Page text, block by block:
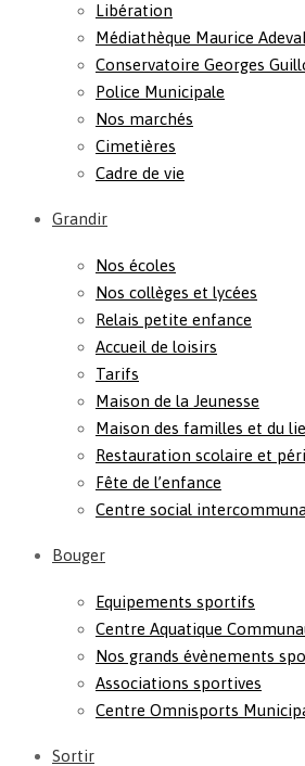
Libération
Médiathèque Maurice
Conservatoire Georges
Police Municipale
Nos marchés
Cimetières
Cadre de vie
Grandir
Nos écoles
Nos collèges et lycées
Relais petite enfance
Accueil de loisirs
Tarifs
Maison de la Jeunesse
Maison des familles et du
Restauration scolaire et
Fête de l’enfance
Centre social
Bouger
Equipements sportifs
Centre Aquatique
Nos grands évènements
Associations sportives
Centre Omnisports
Sortir